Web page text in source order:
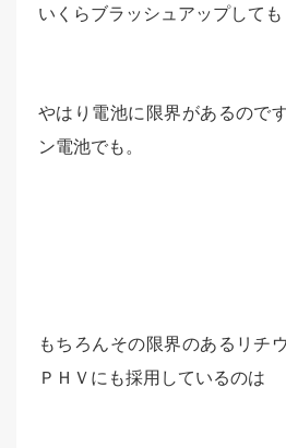
いくらブラッシュアップしても
やはり電池に限界があるので
ン電池でも。
もちろんその限界のあるリチ
ＰＨＶにも採用しているのは